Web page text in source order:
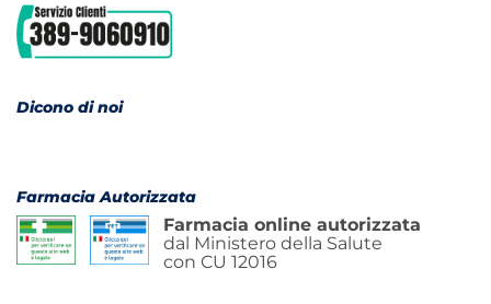
Dicono di noi
Farmacia Autorizzata
Farmacia online autorizzata
dal Ministero della Salute
con CU 12016